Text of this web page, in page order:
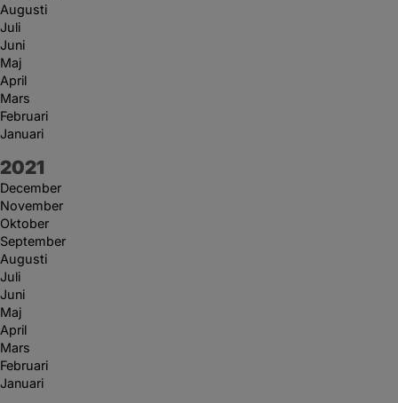
Augusti
Juli
Juni
Maj
April
Mars
Februari
Januari
År:
2021
December
November
Oktober
September
Augusti
Juli
Juni
Maj
April
Mars
Februari
Januari